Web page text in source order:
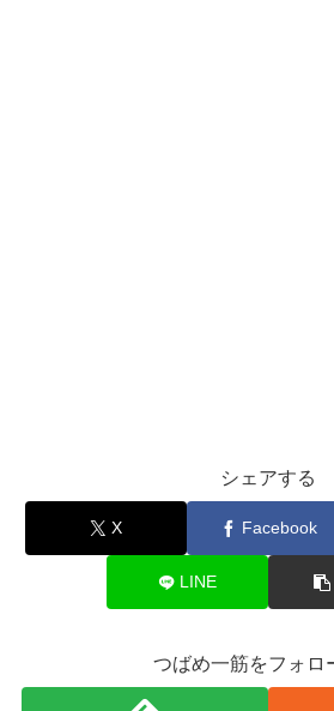
シェアする
X Facebook
LINE
つばめ一筋をフォロ